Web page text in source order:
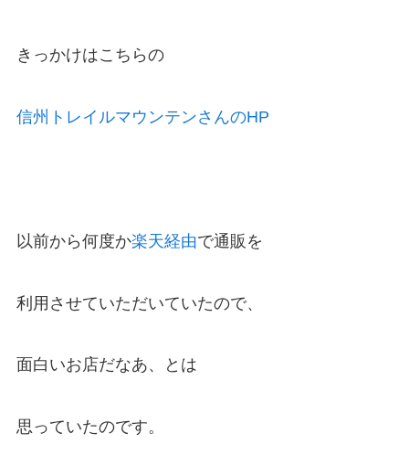
きっかけはこちらの
信州トレイルマウンテンさんのHP
以前から何度か楽天経由で通販を
利用させていただいていたので、
面白いお店だなあ、とは
思っていたのです。